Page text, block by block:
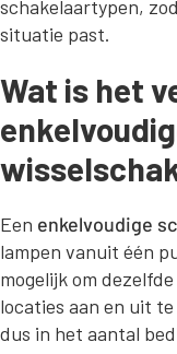
schakelaartypen,
situatie past.
Wat is het
Een enkelvoudige
lampen vanuit één
mogelijk om
locaties aan en uit
dus in het aantal